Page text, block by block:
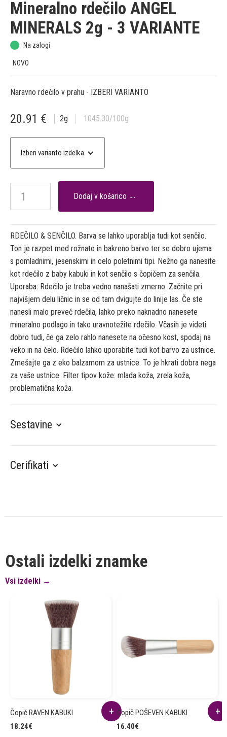
Mineralno rdečilo ANGEL
MINERALS 2g - 3 VARIANTE
Na zalogi
NOVO
Naravno rdečilo v prahu - IZBERI VARIANTO
20.91 € 2g 1045.30/100g
Izberi varianto izdelka

RDEČILO & SENČILO. Barva se lahko uporablja tudi kot senčilo.
Ton je razpet med rožnato in bakreno barvo ter se dobro ujema
s pomladnimi, jesenskimi in celo poletnimi tipi. Nežno ga nanesite
kot rdečilo z baby kabuki in kot senčilo s čopičem za senčila.
Uporaba: Rdečilo je treba vedno nanašati zmerno. Začnite pri
najvišjem delu ličnic in se od tam dvigujte do linije las. Če ste
nanesli malo preveč rdečila, lahko preko naknadno nanesete
mineralno podlago in tako uravnotežite rdečilo. Včasih je videti
dobro tudi, če ga zelo rahlo nanesete na očesno kost, spodaj na
veko in na čelo. Rdečilo lahko uporabite tudi kot barvo za ustnice.
Zmešajte ga z eko balzamom za ustnice. To je hkrati dobra nega
za vaše ustnice. Filter tipov kože: mlada koža, zrela koža,
problematična koža.
Sestavine
Cerifikati
Ostali izdelki znamke
Vsi izdelki →
Čopič RAVEN KABUKI
18.24€
Čopič POŠEVEN KABUKI
16.40€